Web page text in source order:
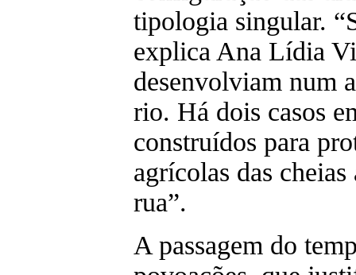
tipologia singular.
explica Ana Lídia
desenvolviam num
rio. Há dois casos
construídos para
agrícolas das
rua”.
A passagem do